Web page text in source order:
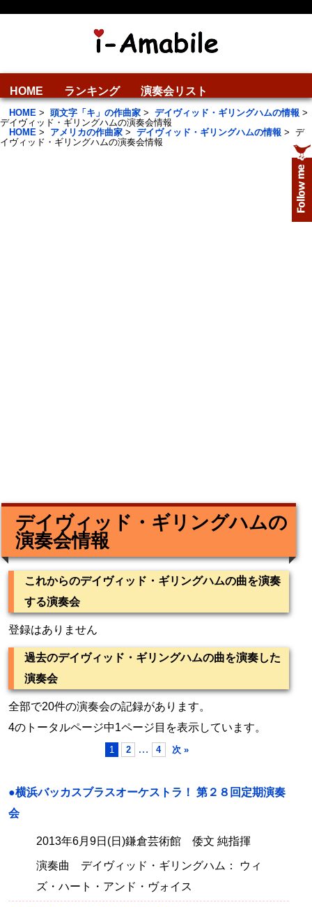
HOME ランキング 演奏会リスト
HOME > 頭文字「キ」の作曲家 > デイヴィッド・ギリングハムの情報 >
デイヴィッド・ギリングハムの演奏会情報
HOME > アメリカの作曲家 > デイヴィッド・ギリングハムの情報 > デ
イヴィッド・ギリングハムの演奏会情報
デイヴィッド・ギリングハムの
演奏会情報
これからのデイヴィッド・ギリングハムの曲を演奏
する演奏会
登録はありません
過去のデイヴィッド・ギリングハムの曲を演奏した
演奏会
全部で20件の演奏会の記録があります。
4のトータルページ中1ページ目を表示しています。
1 2 … 4 次 »
●横浜バッカスブラスオーケストラ！ 第２８回定期演奏
会
2013年6月9日(日)鎌倉芸術館 倭文 純指揮
演奏曲 デイヴィッド・ギリングハム： ウィ
ズ・ハート・アンド・ヴォイス